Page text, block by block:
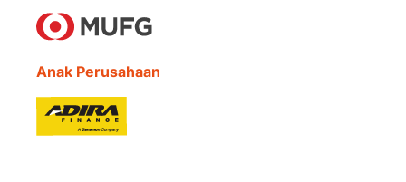
Anak Perusahaan